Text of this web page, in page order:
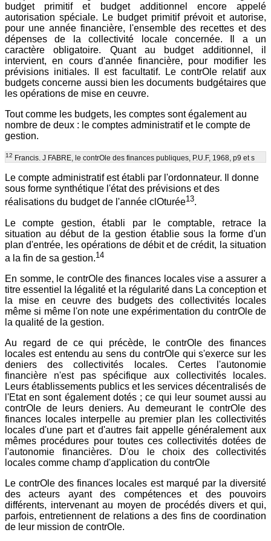
budget primitif et budget additionnel encore appelé
autorisation spéciale. Le budget primitif prévoit et autorise,
pour une année financière, l'ensemble des recettes et des
dépenses de la collectivité locale concernée. Il a un
caractère obligatoire. Quant au budget additionnel, il
intervient, en cours d'année financière, pour modifier les
prévisions initiales. Il est facultatif. Le contrOle relatif aux
budgets concerne aussi bien les documents budgétaires que
les opérations de mise en ceuvre.
Tout comme les budgets, les comptes sont également au
nombre de deux : le comptes administratif et le compte de
gestion.
12 Francis. J FABRE, le contrOle des finances publiques, P.U.F, 1968, p9 et s
Le compte administratif est établi par l'ordonnateur. Il donne
sous forme synthétique l'état des prévisions et des
réalisations du budget de l'année clOturée13.
Le compte gestion, établi par le comptable, retrace la
situation au début de la gestion établie sous la forme d'un
plan d'entrée, les opérations de débit et de crédit, la situation
a la fin de sa gestion.14
En somme, le contrOle des finances locales vise a assurer a
titre essentiel la légalité et la régularité dans La conception et
la mise en ceuvre des budgets des collectivités locales
même si même l'on note une expérimentation du contrOle de
la qualité de la gestion.
Au regard de ce qui précède, le contrOle des finances
locales est entendu au sens du contrOle qui s'exerce sur les
deniers des collectivités locales. Certes l'autonomie
financière n'est pas spécifique aux collectivités locales.
Leurs établissements publics et les services décentralisés de
l'Etat en sont également dotés ; ce qui leur soumet aussi au
contrOle de leurs deniers. Au demeurant le contrOle des
finances locales interpelle au premier plan les collectivités
locales d'une part et d'autres fait appelle généralement aux
mêmes procédures pour toutes ces collectivités dotées de
l'autonomie financières. D'ou le choix des collectivités
locales comme champ d'application du contrOle
Le contrOle des finances locales est marqué par la diversité
des acteurs ayant des compétences et des pouvoirs
différents, intervenant au moyen de procédés divers et qui,
parfois, entretiennent de relations a des fins de coordination
de leur mission de contrOle.